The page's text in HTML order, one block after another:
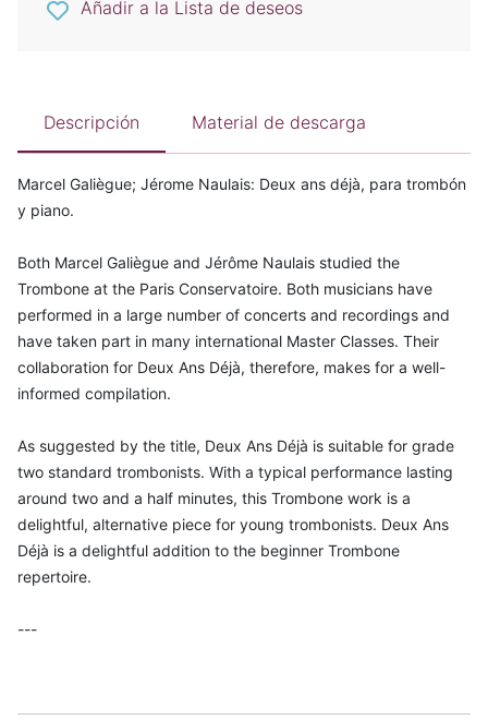
Añadir a la Lista de deseos
Descripción Material de descarga
Marcel Galiègue; Jérome Naulais: Deux ans déjà, para trombón
y piano.
Both Marcel Galiègue and Jérôme Naulais studied the
Trombone at the Paris Conservatoire. Both musicians have
performed in a large number of concerts and recordings and
have taken part in many international Master Classes. Their
collaboration for Deux Ans Déjà, therefore, makes for a well-
informed compilation.
As suggested by the title, Deux Ans Déjà is suitable for grade
two standard trombonists. With a typical performance lasting
around two and a half minutes, this Trombone work is a
delightful, alternative piece for young trombonists. Deux Ans
Déjà is a delightful addition to the beginner Trombone
repertoire.
---